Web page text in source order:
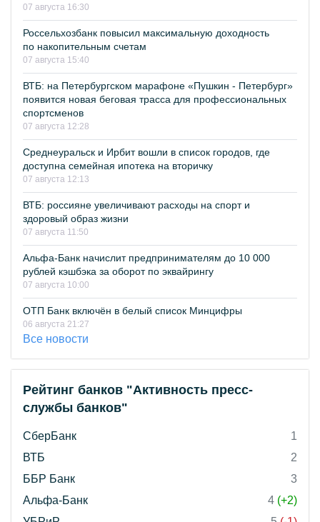
07 августа 16:30
Россельхозбанк повысил максимальную доходность
по накопительным счетам
07 августа 15:40
ВТБ: на Петербургском марафоне «Пушкин - Петербург»
появится новая беговая трасса для профессиональных
спортсменов
07 августа 12:28
Среднеуральск и Ирбит вошли в список городов, где
доступна семейная ипотека на вторичку
07 августа 12:13
ВТБ: россияне увеличивают расходы на спорт и
здоровый образ жизни
07 августа 11:50
Альфа-Банк начислит предпринимателям до 10 000
рублей кэшбэка за оборот по эквайрингу
07 августа 10:00
ОТП Банк включён в белый список Минцифры
06 августа 21:27
Все новости
Рейтинг банков "Активность пресс-
службы банков"
СберБанк
1
ВТБ
2
ББР Банк
3
Альфа-Банк
4 (+2)